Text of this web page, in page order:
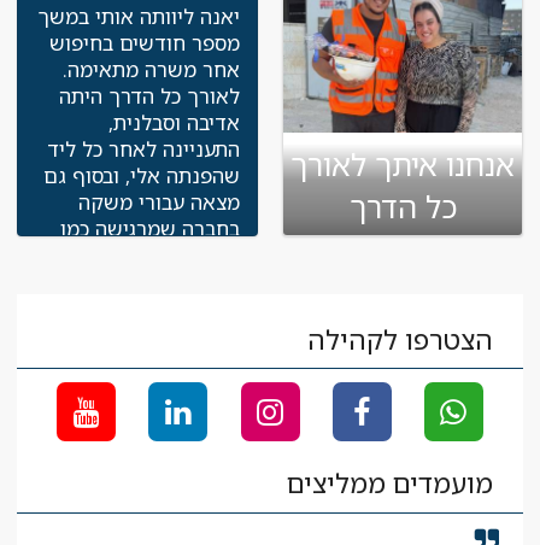
שוטף אחר סטאטוס
ההליך מול חברת יושפה
ועד לחתימת הסכם
העבודה מולם וקבלת
תאריך התחלה.... פניתי
עליכם דרך חבר שקיים
עימכם גם תהליך ואני
מברך על כך. כמובן
שכבר הפנתי 3 אנשים
אליכם לצורך ליווי
החוויה המדהימה
שקיבלתי מכם. תודה
רבה והצלחה רבה
לכולנו"
שמואל טולדנו,
אנחנו איתך לאורך
כל הדרך
יאנה ליוותה אותי במשך
מספר חודשים בחיפוש
אחר משרה מתאימה.
לאורך כל הדרך היתה
אדיבה וסבלנית,
התעניינה לאחר כל ליד
שהפנתה אלי, ובסוף גם
מצאה עבורי משקה
בחברה שמרגישה כמו
הצטרפו לקהילה
מועמדים ממליצים